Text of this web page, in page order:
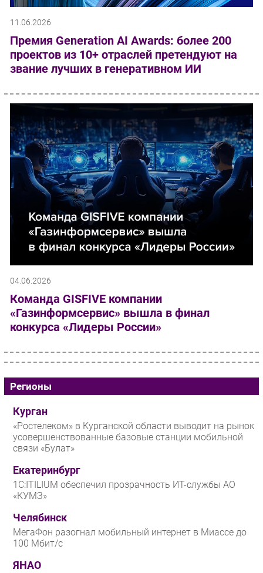
11.06.2026
Премия Generation AI Awards: более 200
проектов из 10+ отраслей претендуют на
звание лучших в генеративном ИИ
04.06.2026
Команда GISFIVE компании
«Газинформсервис» вышла в финал
конкурса «Лидеры России»
Регионы
Курган
«Ростелеком» в Курганской области выводит на рынок
усовершенствованные базовые станции мобильной
связи «Булат»
Екатеринбург
1С:ITILIUM обеспечил прозрачность ИТ-службы АО
«КУМЗ»
Челябинск
МегаФон разогнал мобильный интернет в Миассе до
100 Мбит/с
ЯНАО